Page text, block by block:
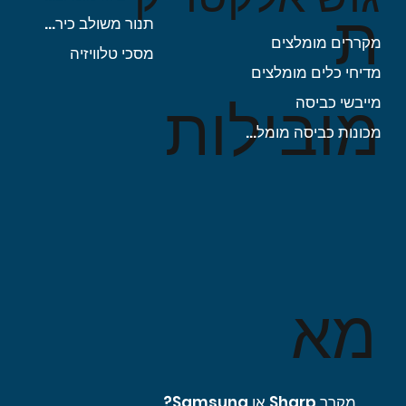
מא
ת
מובילות
תנור משולב כיריים
מסכי טלוויזיה
מקררים מומלצים
מדיחי כלים מומלצים
מייבשי כביסה
מכונות כביסה מומלצות